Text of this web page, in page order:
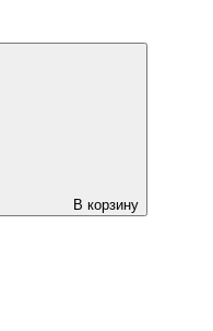
В корзину